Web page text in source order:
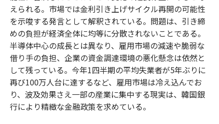
えられる。市場では金利引き上げサイクル再開の可能性
を示唆する発言として解釈されている。問題は、引き締
めの負担が経済全体に均等に分散されないことである。
半導体中心の成長とは異なり、雇用市場の減速や脆弱な
借り手の負担、企業の資金調達環境の悪化懸念は依然と
して残っている。今年1四半期の平均失業者が5年ぶりに
再び100万人台に達するなど、雇用市場は冷え込んでお
り、波及効果さえ一部の産業に集中する現実は、韓国銀
行により精緻な金融政策を求めている。